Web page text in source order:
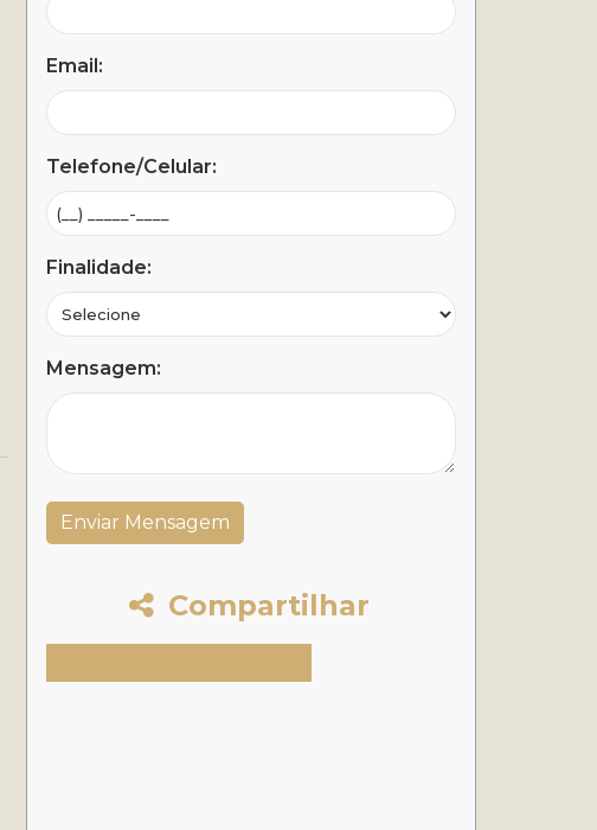
Email:
Telefone/Celular:
Finalidade:
Mensagem:
Compartilhar